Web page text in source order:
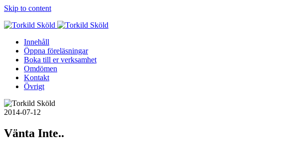
Skip to content
Innehåll
Öppna föreläsningar
Boka till er verksamhet
Omdömen
Kontakt
Övrigt
2014-07-12
Vänta Inte..